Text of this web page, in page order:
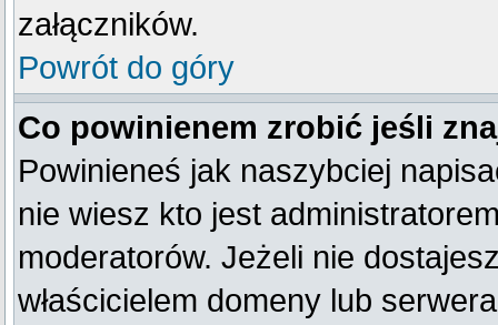
załączników.
Powrót do góry
Co powinienem zrobić jeśli
Powinieneś jak naszybciej
nie wiesz kto jest
moderatorów. Jeżeli nie
właścicielem domeny lub